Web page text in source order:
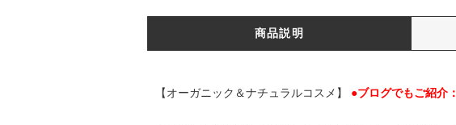
商品説明
【オーガニック＆ナチュラルコスメ】 ●ブログでもご紹介：